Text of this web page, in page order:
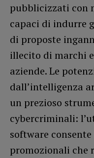
pubblicizzati con
capaci di indurre
di proposte
illecito di marchi
aziende. Le
dall’intelligenza
un prezioso
cybercriminali:
software
promozionali che